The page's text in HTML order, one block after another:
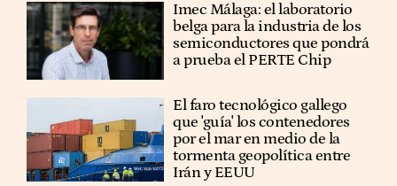
Imec Málaga: el laboratorio
belga para la industria de los
semiconductores que pondrá
a prueba el PERTE Chip
El faro tecnológico gallego
que 'guía' los contenedores
por el mar en medio de la
tormenta geopolítica entre
Irán y EEUU